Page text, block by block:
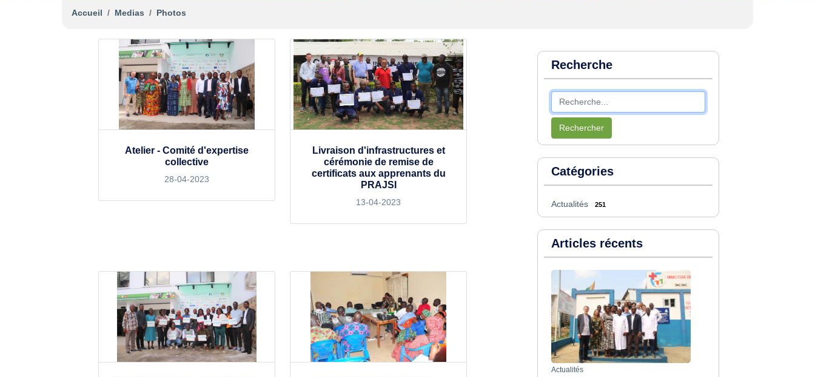
Accueil Medias Photos
Atelier - Comité d'expertise
collective
28-04-2023
Livraison d'infrastructures et
cérémonie de remise de
certificats aux apprenants du
PRAJSI
13-04-2023
Recherche
Rechercher
Catégories
Actualités 251
Articles récents
Actualités